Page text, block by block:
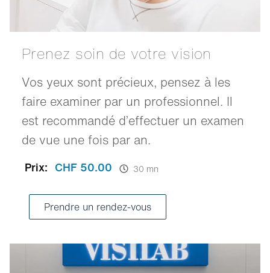
Prenez soin de votre vision
Vos yeux sont précieux, pensez à les
faire examiner par un professionnel. Il
est recommandé d’effectuer un examen
de vue une fois par an.
Prix: CHF 50.00 30 mn
Prendre un rendez-vous